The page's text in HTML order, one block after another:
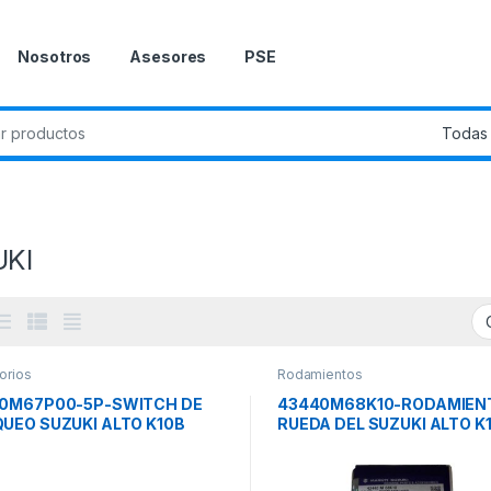
Nosotros Asesores PSE
5P-SWITCH DE
SUZUKI ALTO K10B
Rodamientos
43440M68K10-
RUEDA DEL SUZUKI ALTO